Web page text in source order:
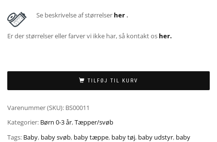
Se beskrivelse af størrelser her.
Er der størrelser eller farver vi ikke har, så kontakt os her.
TILFØJ TIL KURV
Varenummer (SKU): BS00011
Kategorier: Børn 0-3 år,Tæpper/svøb
Tags: Baby, baby svøb, baby tæppe, baby tøj, baby udstyr, baby